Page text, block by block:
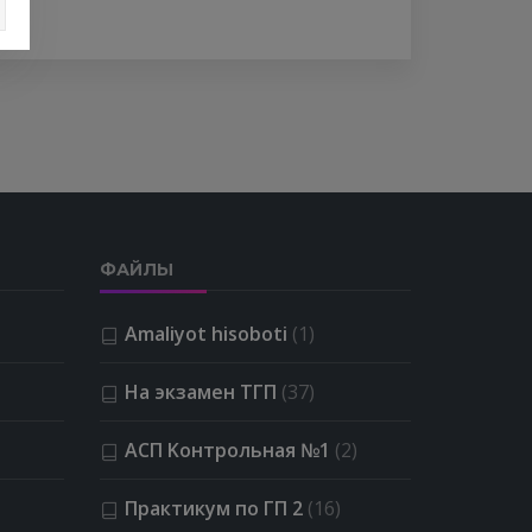
ФАЙЛЫ
Amaliyot hisoboti (1)
На экзамен ТГП (37)
АСП Kонтрольная №1 (2)
Практикум по ГП 2 (16)